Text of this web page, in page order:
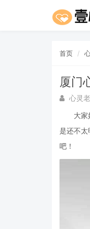
首页
厦门
心灵
大家
是还不太
吧！